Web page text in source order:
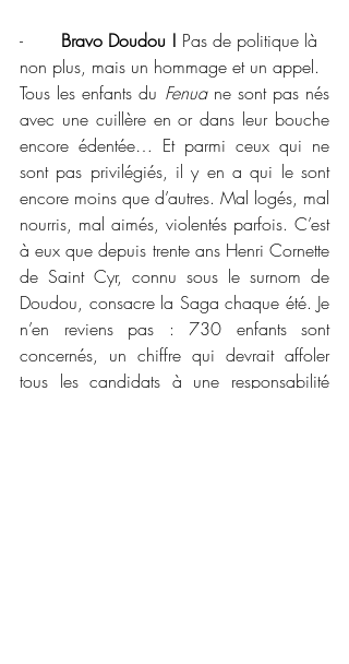
- Bravo Doudou ! Pas de politique là
non plus, mais un hommage et un appel.
Tous les enfants du Fenua ne sont pas nés
avec une cuillère en or dans leur bouche
encore édentée… Et parmi ceux qui ne
sont pas privilégiés, il y en a qui le sont
encore moins que d’autres. Mal logés, mal
nourris, mal aimés, violentés parfois. C’est
à eux que depuis trente ans Henri Cornette
de Saint Cyr, connu sous le surnom de
Doudou, consacre la Saga chaque été. Je
n’en reviens pas : 730 enfants sont
concernés, un chiffre qui devrait affoler
tous les candidats à une responsabilité